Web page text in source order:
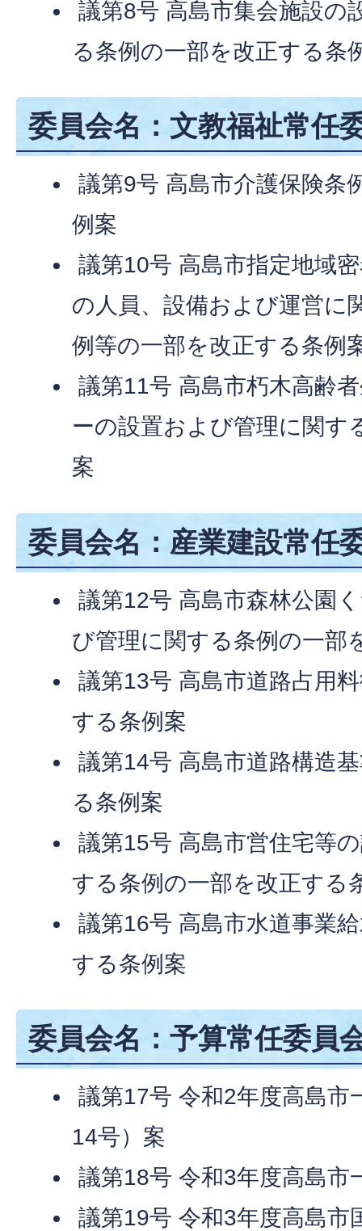
議第8号 高島市集会施設の
る条例の一部を改正する条
委員会名：文教福祉常任
議第9号 高島市介護保険条
例案
議第10号 高島市指定地域
の人員、設備および運営に
例等の一部を改正する条例
議第11号 高島市朽木高齢
ーの設置および管理に関す
案
委員会名：産業建設常任
議第12号 高島市森林公園
び管理に関する条例の一部
議第13号 高島市道路占用
する条例案
議第14号 高島市道路構造
る条例案
議第15号 高島市営住宅等
する条例の一部を改正する
議第16号 高島市水道事業
する条例案
委員会名：予算常任委員
議第17号 令和2年度高島市
14号）案
議第18号 令和3年度高島市
議第19号 令和3年度高島市